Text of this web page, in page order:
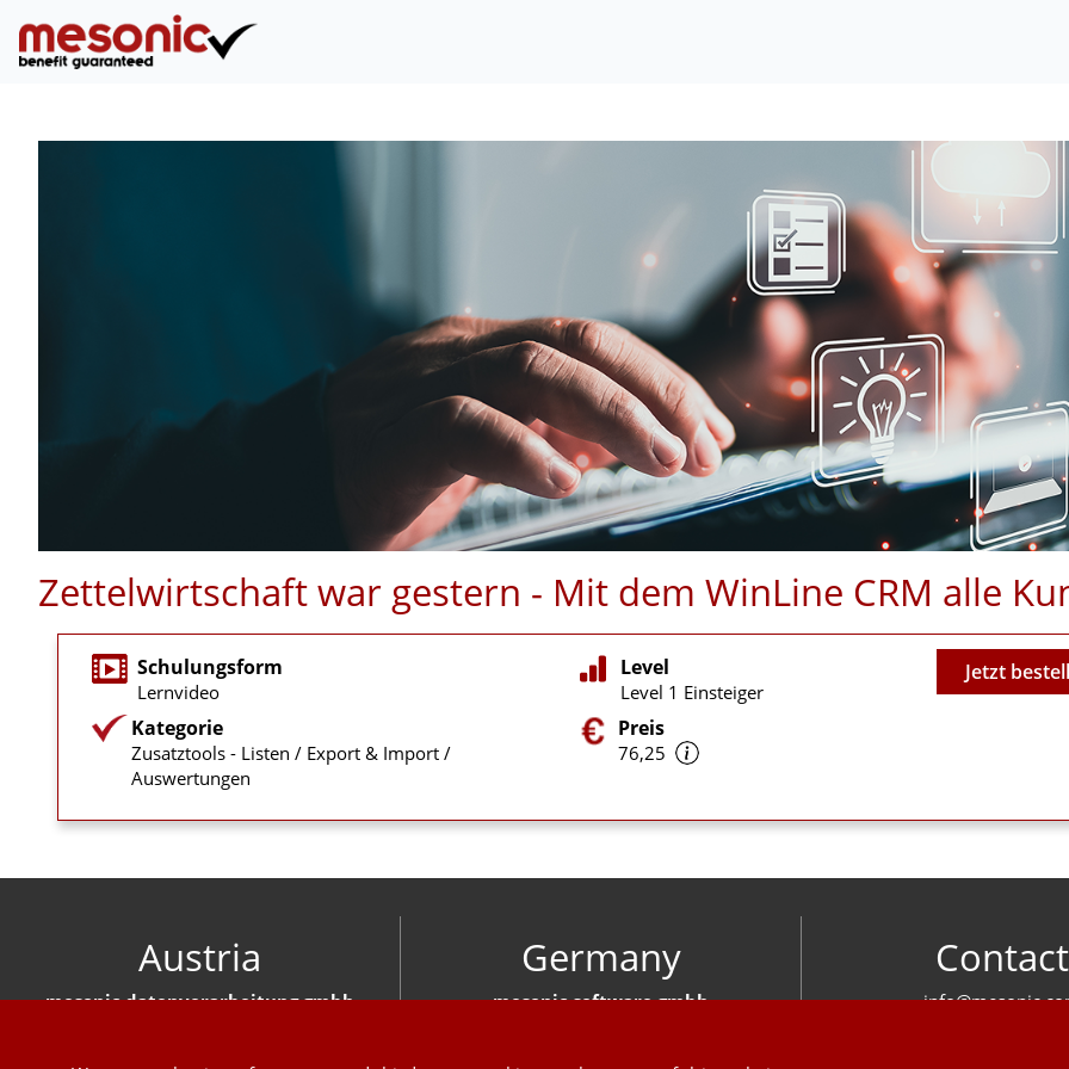
Zettelwirtschaft war gestern - Mit dem WinLine CRM alle
Schulungsform
Lernvideo
Kategorie
Zusatztools - Listen / Export & Import /
Auswertungen
Level
Level 1 Einsteiger
Preis
76,25
Video
Jetzt
Austria
mesonic datenverarbeitung gmbh
Germany
mesonic software gmbh
Contact